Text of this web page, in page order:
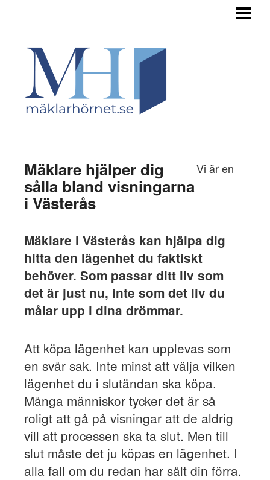
STEGET FÖRE
INFÖR FÖRSÄLJNING
OM BUDGIVNINGEN
Mäklare hjälper dig
sålla bland visningarna
i Västerås
Mäklare i Västerås kan hjälpa dig
hitta den lägenhet du faktiskt
behöver. Som passar ditt liv som
det är just nu, inte som det liv du
målar upp i dina drömmar.
Att köpa lägenhet kan upplevas som
en svår sak. Inte minst att välja vilken
lägenhet du i slutändan ska köpa.
Många människor tycker det är så
roligt att gå på visningar att de aldrig
vill att processen ska ta slut. Men till
slut måste det ju köpas en lägenhet. I
alla fall om du redan har sålt din förra.
Vi är en